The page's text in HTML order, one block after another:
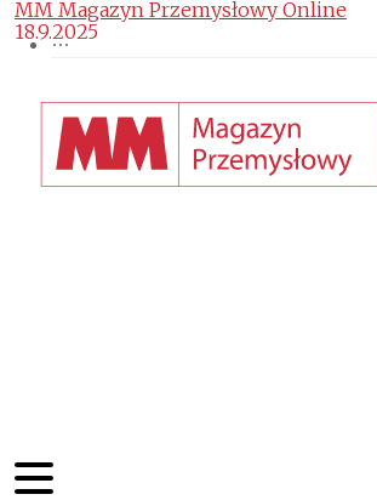
MM Magazyn Przemysłowy Online
18.9.2025